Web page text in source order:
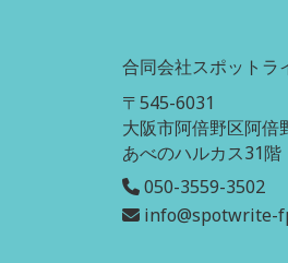
合同会社スポットラ
〒545-6031
大阪市阿倍野区阿倍
あべのハルカス31階
050-3559-3502
info@spotwrite-